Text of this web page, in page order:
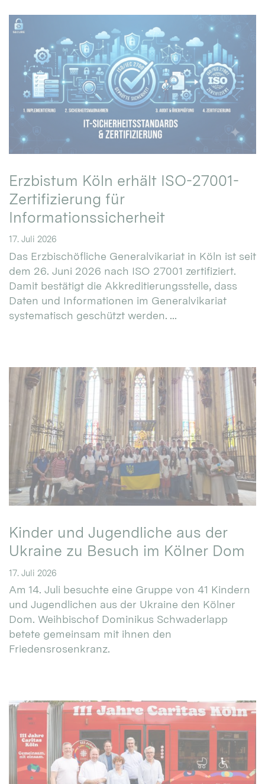
Erzbistum Köln erhält ISO-27001-
Zertifizierung für
Informationssicherheit
17. Juli 2026
Das Erzbischöfliche Generalvikariat in Köln ist seit
dem 26. Juni 2026 nach ISO 27001 zertifiziert.
Damit bestätigt die Akkreditierungsstelle, dass
Daten und Informationen im Generalvikariat
systematisch geschützt werden. ...
Kinder und Jugendliche aus der
Ukraine zu Besuch im Kölner Dom
17. Juli 2026
Am 14. Juli besuchte eine Gruppe von 41 Kindern
und Jugendlichen aus der Ukraine den Kölner
Dom. Weihbischof Dominikus Schwaderlapp
betete gemeinsam mit ihnen den
Friedensrosenkranz.